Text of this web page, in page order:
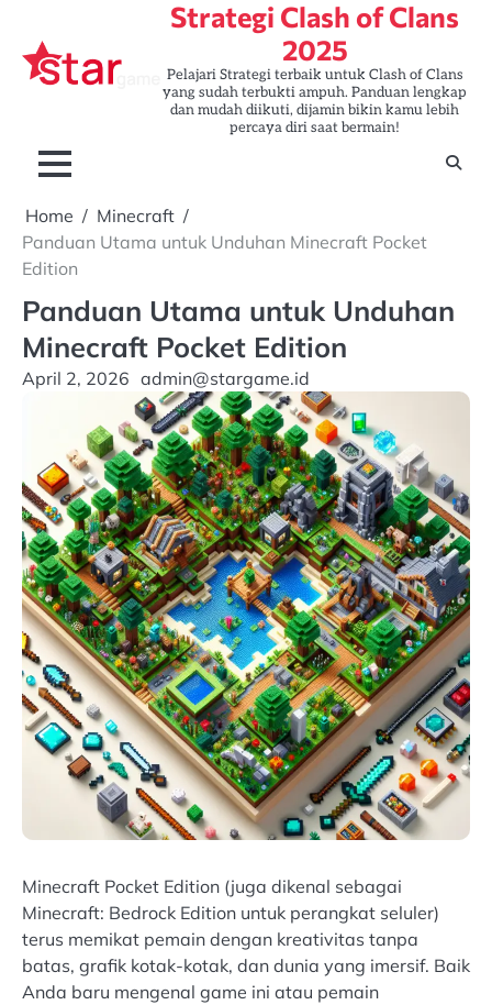
content
Strategi Clash of Clans
2025
Pelajari Strategi terbaik untuk Clash of Clans
yang sudah terbukti ampuh. Panduan lengkap
dan mudah diikuti, dijamin bikin kamu lebih
percaya diri saat bermain!
Home
Minecraft
Panduan Utama untuk Unduhan Minecraft Pocket
Edition
Panduan Utama untuk Unduhan
Minecraft Pocket Edition
April 2, 2026 admin@stargame.id
Minecraft Pocket Edition (juga dikenal sebagai
Minecraft: Bedrock Edition untuk perangkat seluler)
terus memikat pemain dengan kreativitas tanpa
batas, grafik kotak-kotak, dan dunia yang imersif. Baik
Anda baru mengenal game ini atau pemain